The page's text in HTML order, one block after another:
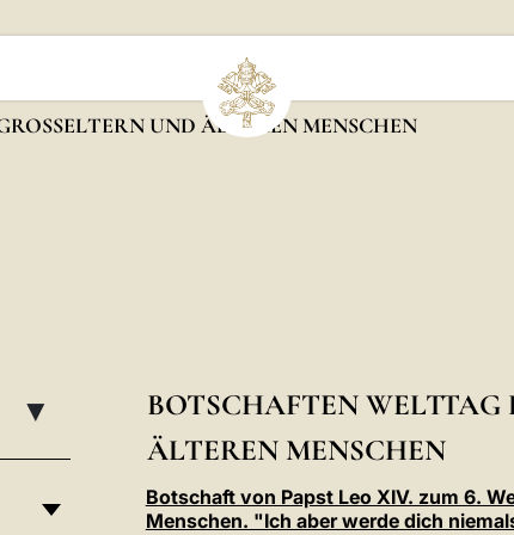
UND ÄLTEREN MENSCHEN
▸
BOTSCHAFTEN WELTTAG
LTEREN MENSCHEN
Botschaft von Papst Leo XIV. zum 6.
Menschen. "Ich aber werde dich